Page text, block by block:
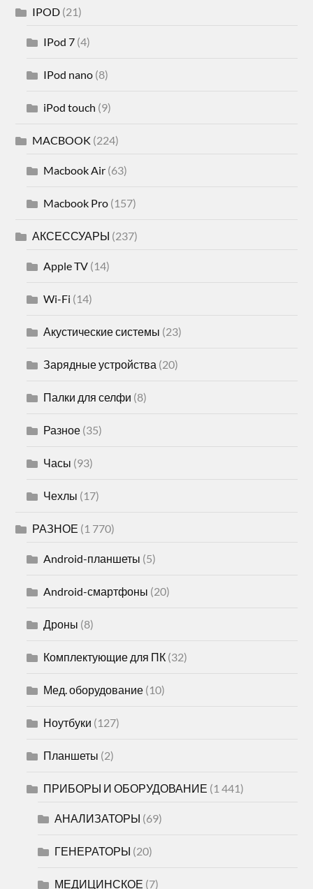
IPOD (21)
IPod 7 (4)
IPod nano (8)
iPod touch (9)
MACBOOK (224)
Macbook Air (63)
Macbook Pro (157)
АКСЕССУАРЫ (237)
Apple TV (14)
Wi-Fi (14)
Акустические системы (23)
Зарядные устройства (20)
Палки для селфи (8)
Разное (35)
Часы (93)
Чехлы (17)
РАЗНОЕ (1 770)
Android-планшеты (5)
Android-смартфоны (20)
Дроны (8)
Комплектующие для ПК (32)
Мед. оборудование (10)
Ноутбуки (127)
Планшеты (2)
ПРИБОРЫ И ОБОРУДОВАНИЕ (1 441)
АНАЛИЗАТОРЫ (69)
ГЕНЕРАТОРЫ (20)
МЕДИЦИНСКОЕ (7)